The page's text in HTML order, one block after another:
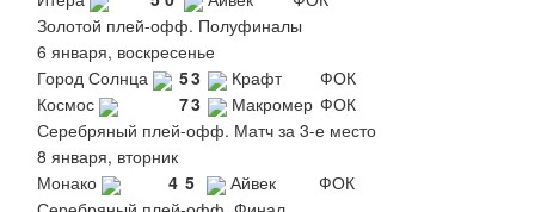
Золотой плей-офф. Полуфиналы
6 января, воскресенье
Город Солнца
53 Крафт
ФОК
Космос
73 Макромер ФОК
Серебряный плей-офф. Матч за 3-е место
8 января, вторник
Монако
4 5 Айвек
ФОК